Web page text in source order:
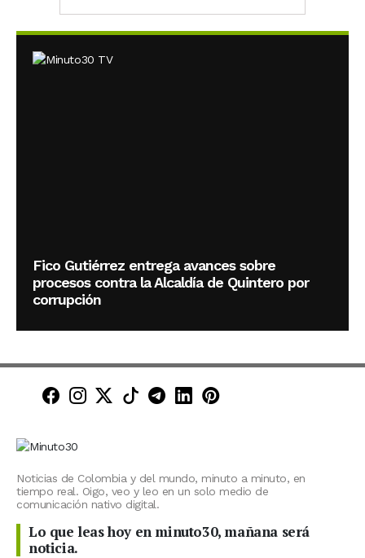
Fico Gutiérrez entrega avances sobre
procesos contra la Alcaldía de Quintero por
corrupción
Minuto30 en Facebook
Minuto30 en Instagram
Minuto30 en X (Twitter)
Minuto30 en TikTok
Canal de Minuto30 en
Minuto30 en LinkedIn
Minuto30 en
Noticias de Colombia y del mundo, minuto a minuto, en
tiempo real. Oigo, veo y leo en un solo medio de
comunicación nativo digital.
Lo que leas hoy en minuto30, mañana será
noticia.